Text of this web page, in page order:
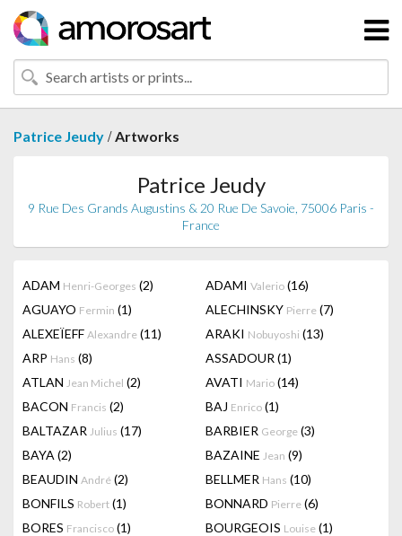
Patrice Jeudy /Artworks
Patrice Jeudy
9 Rue Des Grands Augustins & 20 Rue De Savoie, 75006 Paris -
France
ADAM Henri-Georges (2) ADAMI Valerio (16)
AGUAYO Fermin (1) ALECHINSKY Pierre (7)
ALEXEÏEFF Alexandre (11) ARAKI Nobuyoshi (13)
ARP Hans (8) ASSADOUR (1)
ATLAN Jean Michel (2) AVATI Mario (14)
BACON Francis (2) BAJ Enrico (1)
BALTAZAR Julius (17) BARBIER George (3)
BAYA (2) BAZAINE Jean (9)
BEAUDIN André (2) BELLMER Hans (10)
BONFILS Robert (1) BONNARD Pierre (6)
BORES Francisco (1) BOURGEOIS Louise (1)